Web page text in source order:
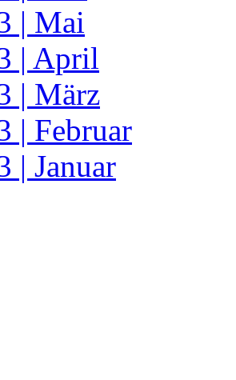
| Mai
| April
| März
| Februar
| Januar